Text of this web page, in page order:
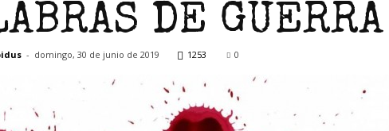
DE GUERRA
- domingo, 30 de junio de 2019 1253 0